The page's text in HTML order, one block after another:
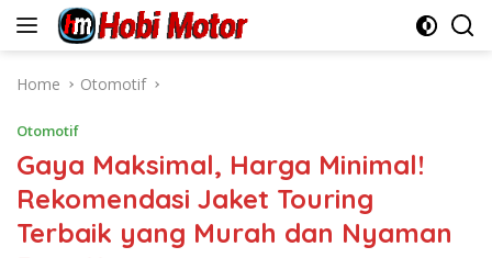
Home
Otomotif
Otomotif
Gaya Maksimal, Harga Minimal!
Rekomendasi Jaket Touring
Terbaik yang Murah dan Nyaman